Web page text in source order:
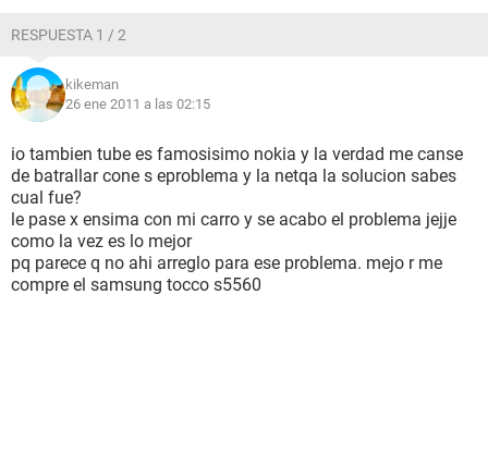
RESPUESTA 1 / 2
kikeman
26 ene 2011 a las 02:15
io tambien tube es famosisimo nokia y la verdad me canse
de batrallar cone s eproblema y la netqa la solucion sabes
cual fue?
le pase x ensima con mi carro y se acabo el problema jejje
como la vez es lo mejor
pq parece q no ahi arreglo para ese problema. mejo r me
compre el samsung tocco s5560